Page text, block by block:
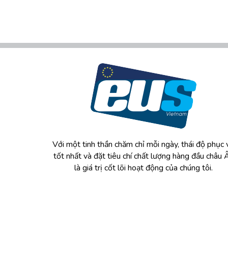
Với một tinh thần chăm chỉ mỗi ngày, thái độ phục
tốt nhất và đặt tiêu chí chất lượng hàng đầu châu
là giá trị cốt lõi hoạt động của chúng tôi.